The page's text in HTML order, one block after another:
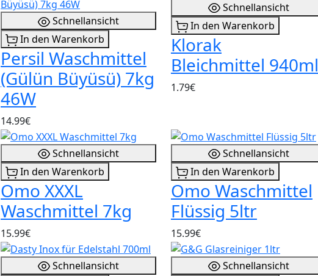
Schnellansicht
In den Warenkorb
Persil Waschmittel
(Gülün Büyüsü) 7kg
46W
14.99€
Schnellansicht
In den Warenkorb
Klorak
Bleichmittel 940ml
1.79€
Schnellansicht
In den Warenkorb
Omo XXXL
Waschmittel 7kg
15.99€
Schnellansicht
In den Warenkorb
Omo Waschmittel
Flüssig 5ltr
15.99€
Schnellansicht
Schnellansicht